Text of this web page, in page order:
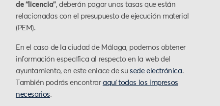
de “licencia”, deberán pagar unas tasas que están
relacionadas con el presupuesto de ejecución material
(PEM).
En el caso de la ciudad de Málaga, podemos obtener
información específica al respecto en la web del
ayuntamiento, en este enlace de susede electrónica.
También podrás encontraraquí todos los impresos
necesarios.